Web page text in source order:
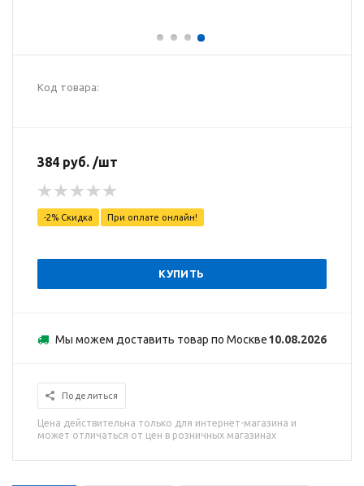
Код товара:
384 руб. /шт
-2% Скидка При оплате онлайн!
КУПИТЬ
Мы можем доставить товар по Москве10.08.2026
Поделиться
Цена действительна только для интернет-магазина и
может отличаться от цен в розничных магазинах